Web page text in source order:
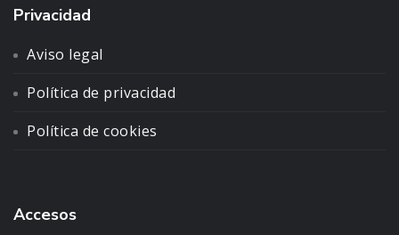
Privacidad
Aviso legal
Política de privacidad
Política de cookies
Accesos